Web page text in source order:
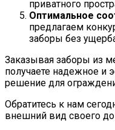
приватного
Оптимальное
предлагаем
заборы без
Заказывая заборы из
получаете надежное и
решение для
Обратитесь к нам
внешний вид своего